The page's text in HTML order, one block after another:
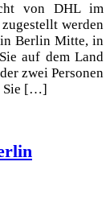
von DHL im
werden
Berlin Mitte, in
auf dem Land
zwei Personen
Sie […]